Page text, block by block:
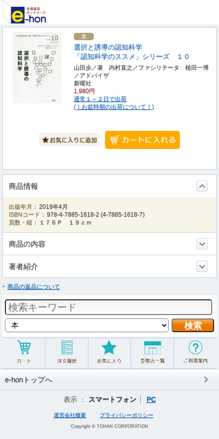
選択と誘導の認知科学
「認知科学のススメ」シリーズ １０
山田歩／著 内村直之／ファシリテータ 植田一博
／アドバイザ
新曜社
1,980円
通常１～２日で出荷
(！お盆時期の出荷について！)
商品情報
出版年月： 2019年4月
ISBNコード： 978-4-7885-1618-2 (4-7885-1618-7)
頁数・縦：
１７６Ｐ １９ｃｍ
商品の内容
著者紹介
商品の返品について
e-honトップへ
表示 ： スマートフォン PC
運営会社概要 プライバシーポリシー
Copyright © TOHAN CORPORATION